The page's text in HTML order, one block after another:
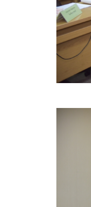
มาตรฐานกำ
VDO Present
ประกาศแผนก
รายงานผลกา
สรุปผลการด